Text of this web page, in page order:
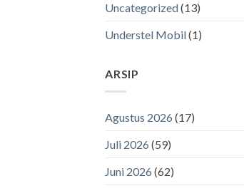
Uncategorized(13)
Understel Mobil(1)
ARSIP
Agustus 2026 (17)
Juli 2026 (59)
Juni 2026 (62)